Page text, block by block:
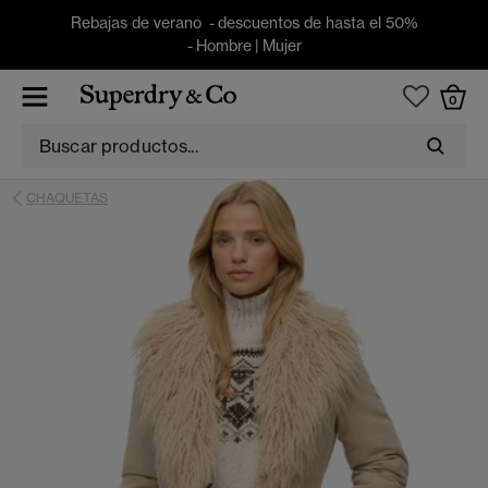
Rebajas de verano - descuentos de hasta el 50%
- Hombre| Mujer
0
CHAQUETAS